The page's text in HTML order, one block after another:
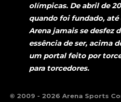
olímpicas. De abril de
quando foi fundado, até
Arena jamais se desfez
essência de ser, acima
um portal feito por
para torcedores.
© 2009 - 2026 Arena Sports